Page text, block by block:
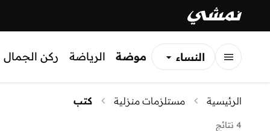
النساء
موضة الرياضة ركن الجمال
الرئيسية مستلزمات منزلية كتب
4 نتائج